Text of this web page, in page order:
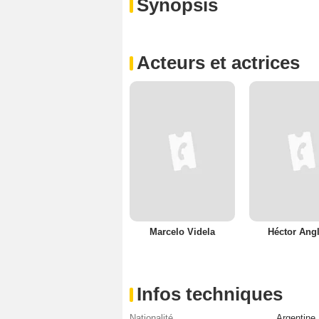
Synopsis
Acteurs et actrices
Marcelo Videla Héctor
Infos techniques